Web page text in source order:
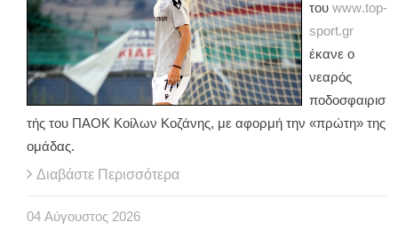
του www.top-
sport.gr
έκανε ο
νεαρός
ποδοσφαιρισ
τής του ΠΑΟΚ Κοίλων Κοζάνης, με αφορμή την «πρώτη» της
ομάδας.
Διαβάστε Περισσότερα
04 Αύγουστος 2026